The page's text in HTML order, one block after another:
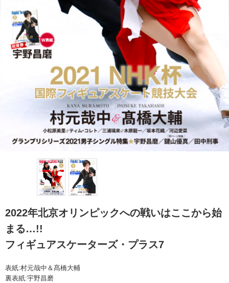
2022年北京オリンピックへの戦いはここから始
まる…!!
フィギュアスケーターズ・プラス7
表紙:村元哉中＆髙橋大輔
裏表紙:宇野昌磨